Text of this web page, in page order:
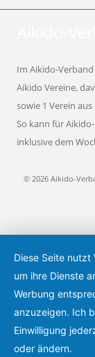
Im Aikido-
Aikido Vereine,
sowie 1 Verein
So kann für
inklusive dem
© 2026 Aikido-
Diese Seite nutzt
um ihre Dienste
Werbung
anzuzeigen. Ich
Einwilligung
oder ändern.